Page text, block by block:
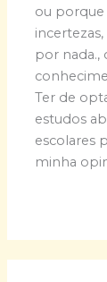
ou
por nada.,
Ter de
estudos
escolares
minha